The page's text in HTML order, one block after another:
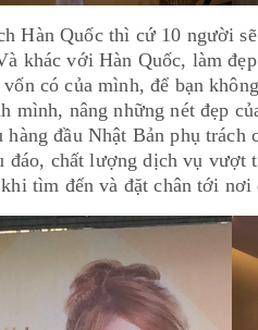
Hàn Quốc thì cứ 10 người
khác với Hàn Quốc, làm
có của mình, để bạn
mình, nâng những nét đẹp
đầu Nhật Bản phụ
đáo, chất lượng dịch vụ
tìm đến và đặt chân tới nơi